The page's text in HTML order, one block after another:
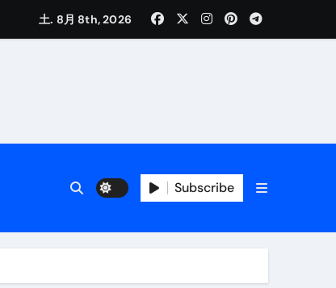
土. 8月 8th, 2026
Subscribe